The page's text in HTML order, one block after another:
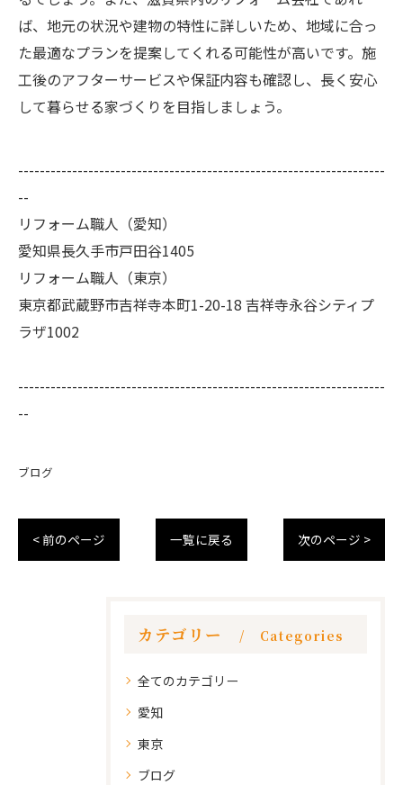
ば、地元の状況や建物の特性に詳しいため、地域に合っ
た最適なプランを提案してくれる可能性が高いです。施
工後のアフターサービスや保証内容も確認し、長く安心
して暮らせる家づくりを目指しましょう。
--------------------------------------------------------------------
--
リフォーム職人（愛知）
愛知県長久手市戸田谷1405
リフォーム職人（東京）
東京都武蔵野市吉祥寺本町1-20-18 吉祥寺永谷シティプ
ラザ1002
--------------------------------------------------------------------
--
ブログ
< 前のページ 一覧に戻る 次のページ >
カテゴリー Categories
全てのカテゴリー
愛知
東京
ブログ